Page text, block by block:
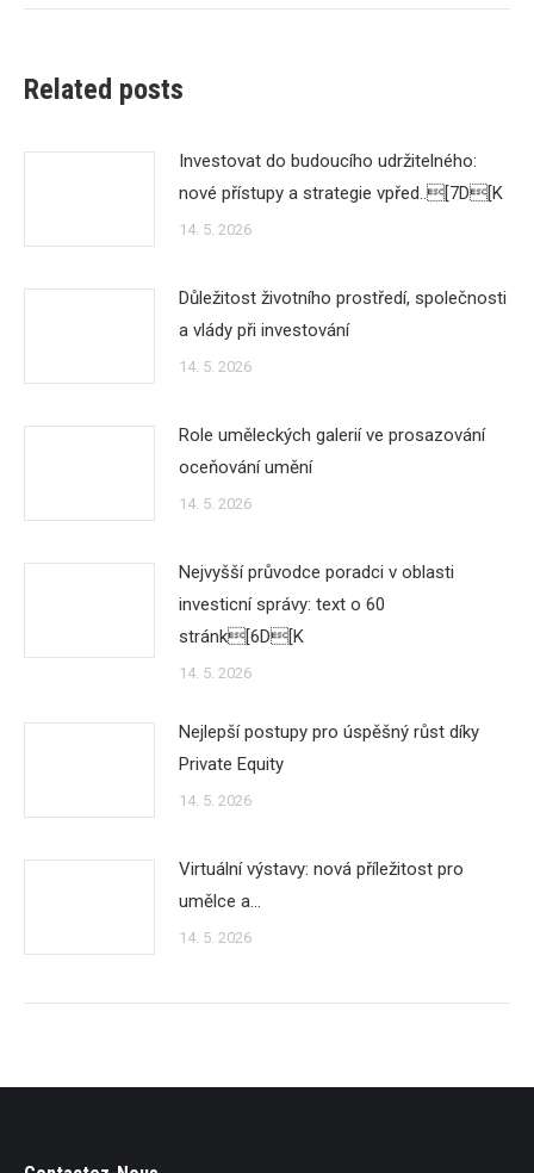
Related posts
Investovat do budoucího udržitelného:
nové přístupy a strategie vpřed..[7D[K
14. 5. 2026
Důležitost životního prostředí, společnosti
a vlády při investování
14. 5. 2026
Role uměleckých galerií ve prosazování
oceňování umění
14. 5. 2026
Nejvyšší průvodce poradci v oblasti
investicní správy: text o 60
stránk[6D[K
14. 5. 2026
Nejlepší postupy pro úspěšný růst díky
Private Equity
14. 5. 2026
Virtuální výstavy: nová příležitost pro
umělce a…
14. 5. 2026